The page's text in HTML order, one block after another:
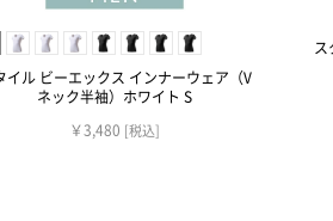
イル ビーエックス インナーウェア（V
ネック半袖）ホワイト S
￥3,480 [税込]
ス